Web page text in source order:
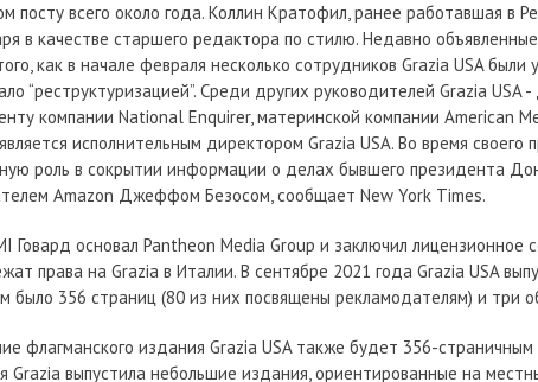
посту всего около года. Коллин Кратофил, ранее работавшая в
в качестве старшего редактора по стилю. Недавно
как в начале февраля несколько сотрудников Grazia USA были
“реструктуризацией”. Среди других руководителей Grazia
компании National Enquirer, материнской компании American
исполнительным директором Grazia USA. Во время своего
роль в сокрытии информации о делах бывшего президента
Amazon Джеффом Безосом, сообщает New York Times.
Говард основал Pantheon Media Group и заключил лицензионное
права на Grazia в Италии. В сентябре 2021 года Grazia USA
было 356 страниц (80 из них посвящены рекламодателям) и три
флагманского издания Grazia USA также будет 356-
Grazia выпустила небольшие издания, ориентированные на